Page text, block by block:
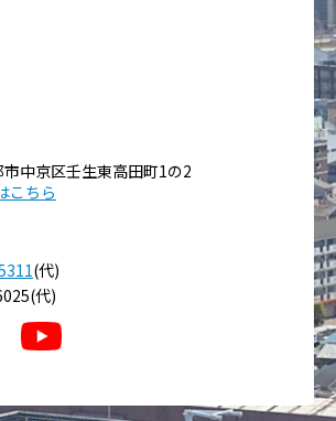
中京区壬生東高田町1の2
こちら
(代)
代)